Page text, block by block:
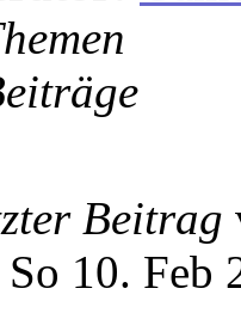
Beitrag
So 10. Feb